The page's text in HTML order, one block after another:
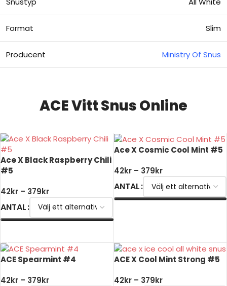
Format Slim
Producent Ministry Of Snus
ACE Vitt Snus Online
Ace X Black Raspberry Chili
#5
42kr – 379kr
ANTAL
Ace X Cosmic Cool Mint #5
42kr – 379kr
ANTAL
ACE Spearmint #4
42kr – 379kr
ACE X Cool Mint Strong #5
42kr – 379kr